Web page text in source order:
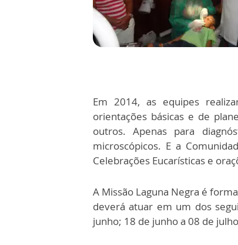
Em 2014, as equipes
orientações básicas e de
outros. Apenas para
microscópicos. E a
Celebrações Eucarísticas e
A Missão Laguna Negra é
deverá atuar em um dos
junho; 18 de junho a 08 de